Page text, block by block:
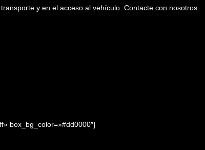
y en el acceso al vehículo. Contacte con nosotros
box_bg_color=»#dd0000″]